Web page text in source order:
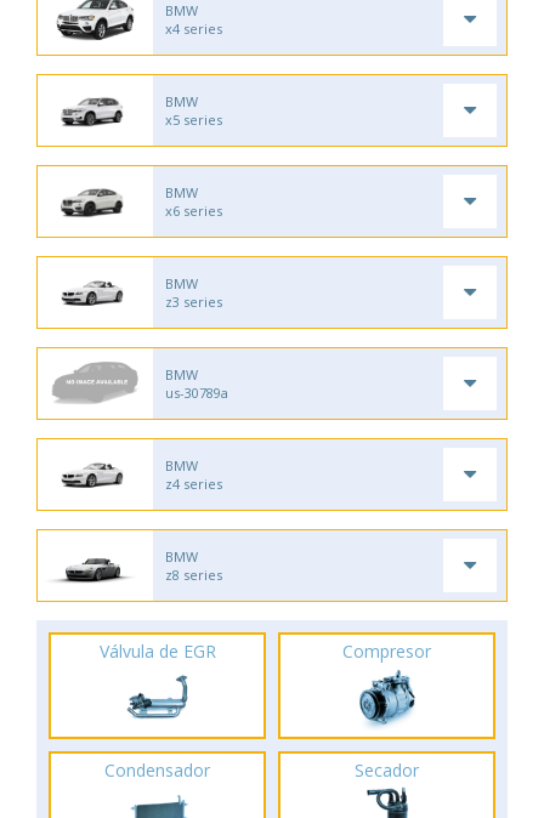
BMW
x4 series
BMW
x5 series
BMW
x6 series
BMW
z3 series
BMW
us-30789a
BMW
z4 series
BMW
z8 series
Válvula de EGR Compresor
Condensador Secador